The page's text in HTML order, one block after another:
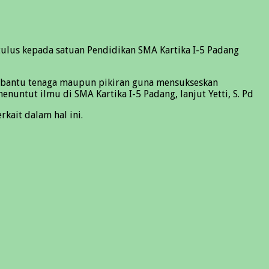
kepada satuan Pendidikan SMA Kartika I-5 Padang
tenaga maupun pikiran guna mensukseskan
ilmu di SMA Kartika I-5 Padang, lanjut Yetti, S. Pd
dalam hal ini.